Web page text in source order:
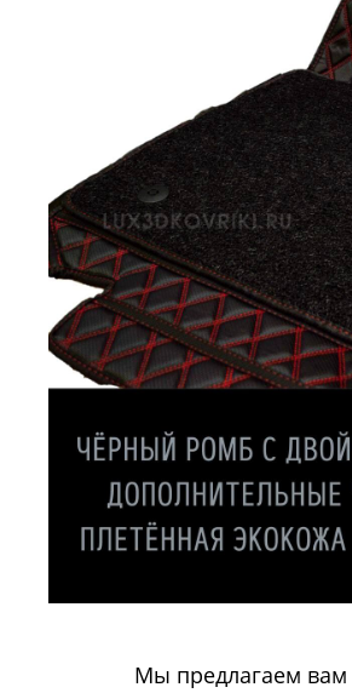
Мы предлагаем вам